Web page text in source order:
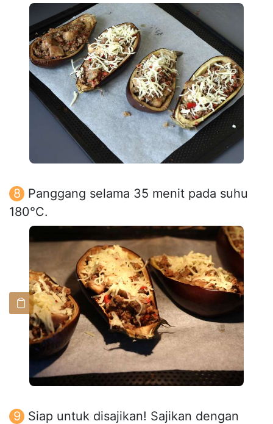
Panggang selama 35 menit pada suhu
180°C.
Siap untuk disajikan! Sajikan dengan